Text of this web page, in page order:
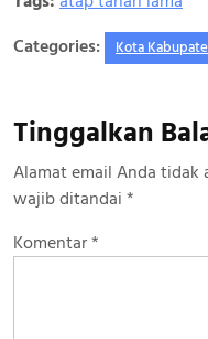
Categories:
Kota
Tinggalkan
Alamat email Anda tidak
wajib ditandai *
Komentar*